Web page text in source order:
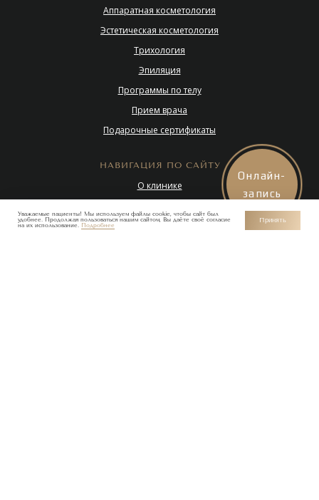
Уважаемые пациенты! Мы используем файлы cookie, чтобы сайт был
удобнее. Продолжая пользоваться нашим сайтом, Вы даёте своё согласие
на их использование. Подробнее
Принять
НАВИГАЦИЯ ПО САЙТУ
О клинике
Вакансии
Аппаратная косметология
Эстетическая косметология
Эпиляция
Программы по телу
Прием врача
Подарочные сертификаты
Трихология
Онлайн-
запись